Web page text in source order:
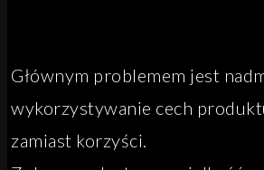
Głównym problemem jest
wykorzystywanie cech
zamiast korzyści.